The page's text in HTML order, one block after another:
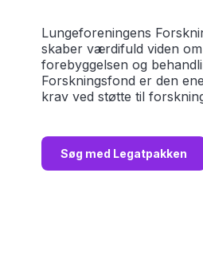
Lungeforeningens
skaber værdifuld viden
forebyggelsen og
Forskningsfond er den
krav ved støtte til
Søg med Legatpakken